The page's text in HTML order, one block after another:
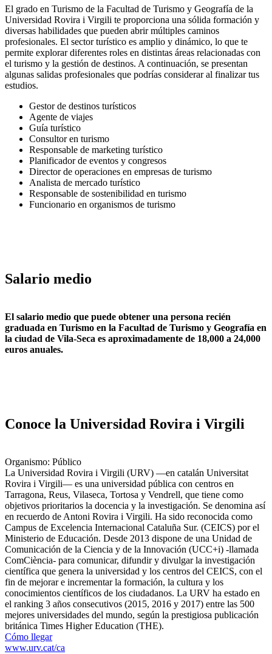
El grado en Turismo de la Facultad de Turismo y Geografía de la
Universidad Rovira i Virgili te proporciona una sólida formación y
diversas habilidades que pueden abrir múltiples caminos
profesionales. El sector turístico es amplio y dinámico, lo que te
permite explorar diferentes roles en distintas áreas relacionadas con
el turismo y la gestión de destinos. A continuación, se presentan
algunas salidas profesionales que podrías considerar al finalizar tus
estudios.
Gestor de destinos turísticos
Agente de viajes
Guía turístico
Consultor en turismo
Responsable de marketing turístico
Planificador de eventos y congresos
Director de operaciones en empresas de turismo
Analista de mercado turístico
Responsable de sostenibilidad en turismo
Funcionario en organismos de turismo
Salario medio
El salario medio que puede obtener una persona recién
graduada en Turismo en la Facultad de Turismo y Geografía en
la ciudad de Vila-Seca es aproximadamente de 18,000 a 24,000
euros anuales.
Conoce la Universidad Rovira i Virgili
Organismo: Público
La Universidad Rovira i Virgili​ (URV) —en catalán Universitat
Rovira i Virgili— es una universidad pública con centros en
Tarragona, Reus, Vilaseca, Tortosa y Vendrell, que tiene como
objetivos prioritarios la docencia y la investigación. Se denomina así
en recuerdo de Antoni Rovira i Virgili. Ha sido reconocida como
Campus de Excelencia Internacional Cataluña Sur. (CEICS) por el
Ministerio de Educación. Desde 2013 dispone de una Unidad de
Comunicación de la Ciencia y de la Innovación (UCC+i) -llamada
ComCiència-​ para comunicar, difundir y divulgar la investigación
científica que genera la universidad y los centros del CEICS, con el
fin de mejorar e incrementar la formación, la cultura y los
conocimientos científicos de los ciudadanos. La URV ha estado en
el ranking 3 años consecutivos (2015, 2016 y 2017) entre las 500
mejores universidades del mundo, según la prestigiosa publicación
británica Times Higher Education (THE).
Cómo llegar
www.urv.cat/ca